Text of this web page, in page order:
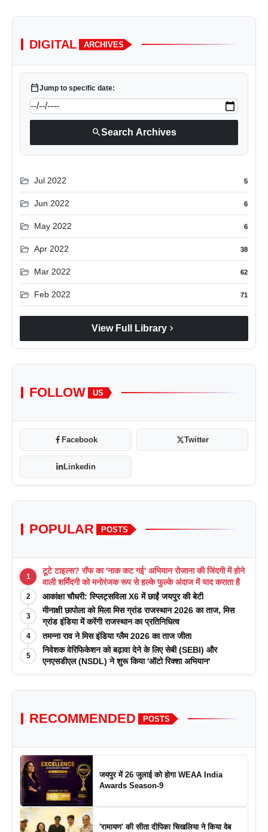
DIGITAL ARCHIVES
calendar_todayJump to specific date:
searchSearch Archives
folder_open Jul 2022 5
folder_open Jun 2022 6
folder_open May 2022 6
folder_open Apr 2022 38
folder_open Mar 2022 62
folder_open Feb 2022 71
View Full Library chevron_right
FOLLOW US
Facebook Twitter
Linkedin
POPULAR POSTS
1
टूटे टाइल्स? रॉफ का 'नाक कट गई' अभियान रोजाना की जिंदगी में होने
वाली शर्मिंदगी को मनोरंजक रूप से हल्के फुल्के अंदाज में याद कराता है
2 आकांक्षा चौधरी: स्प्लिट्सविला X6 में छाईं जयपुर की बेटी
3
मीनाक्षी छापोला को मिला मिस ग्रांड राजस्थान 2026 का ताज, मिस
ग्रांड इंडिया में करेंगी राजस्थान का प्रतिनिधित्व
4 तमन्ना राव ने मिस इंडिया ग्लैम 2026 का ताज जीता
5
निवेशक वेरिफिकेशन को बढ़ावा देने के लिए सेबी (SEBI) और
एनएसडीएल (NSDL) ने शुरू किया 'ऑटो रिक्शा अभियान'
RECOMMENDED POSTS
जयपुर में 26 जुलाई को होगा WEAA India
Awards Season-9
'रामायण' की सीता दीपिका चिखलिया ने किया वेब